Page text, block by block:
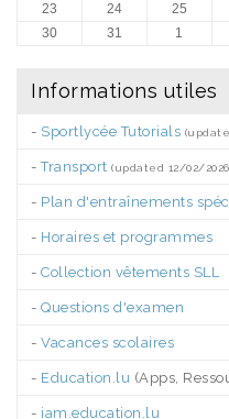
23 24 25
30
31 1
Informations utiles
- Sportlycée Tutorials
-Transport (updated 12/02/
- Plan d'entraînements
- Horaires et programmes
- Collection vêtements SLL
- Questions d'examen
- Vacances scolaires
- Education.lu (Apps,
- iam.education.lu